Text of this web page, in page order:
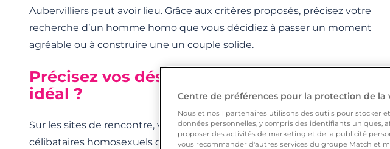
Aubervilliers peut avoir lieu. Grâce aux critères proposés, précisez votre
recherche d’un homme homo que vous décidiez à passer un moment
agréable ou à construire une un couple solide.
Précisez vos désirs pour dénicher l’être
idéal ?
Sur les sites de rencontre, vous êtes mis en relation avec des
célibataires homosexuels qui recherchent une relation à long terme.
Centre de préférences pour la protection de la
Nous et nos 1 partenaires utilisons des outils pour stocker
données personnelles, y compris des identifiants uniques,
proposer des activités de marketing et de la publicité
vous recommander d'autres services du groupe Match et